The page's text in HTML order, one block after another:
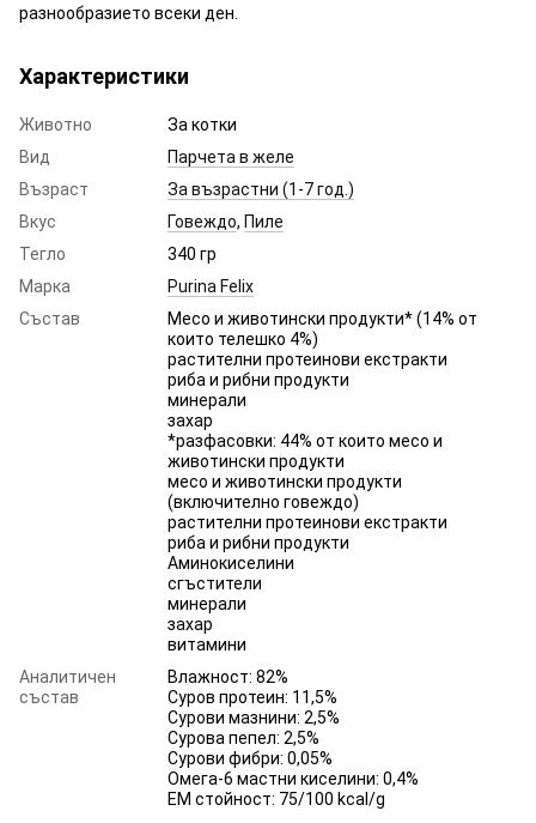
разнообразието всеки ден.
Характеристики
Животно
За котки
Вид
Парчета в желе
Възраст
За възрастни (1-7 год.)
Вкус
Говеждо, Пиле
Тегло
340 гр
Марка
Purina Felix
Състав
Месо и животински продукти* (14% от
които телешко 4%)
растителни протеинови екстракти
риба и рибни продукти
минерали
захар
*разфасовки: 44% от които месо и
животински продукти
месо и животински продукти
(включително говеждо)
растителни протеинови екстракти
риба и рибни продукти
Аминокиселини
сгъстители
минерали
захар
витамини
Аналитичен
състав
Влажност: 82%
Суров протеин: 11,5%
Сурови мазнини: 2,5%
Сурова пепел: 2,5%
Сурови фибри: 0,05%
Омега-6 мастни киселини: 0,4%
EM стойност: 75/100 kcal/g